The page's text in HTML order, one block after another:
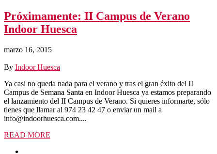
Próximamente: II Campus de Verano
Indoor Huesca
marzo 16, 2015
By Indoor Huesca
Ya casi no queda nada para el verano y tras el gran éxito del II
Campus de Semana Santa en Indoor Huesca ya estamos preparando
el lanzamiento del II Campus de Verano. Si quieres informarte, sólo
tienes que llamar al 974 23 42 47 o enviar un mail a
info@indoorhuesca.com....
READ MORE